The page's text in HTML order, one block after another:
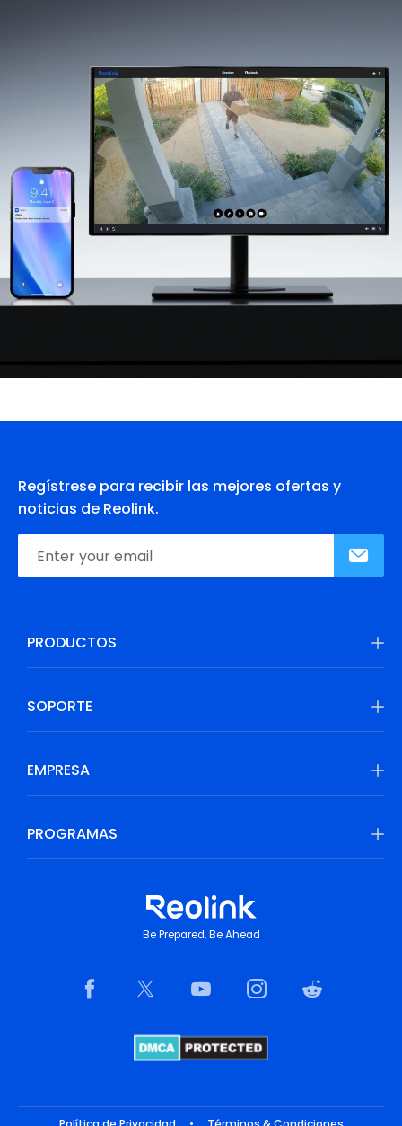
Regístrese para recibir las mejores ofertas y
noticias de Reolink.
PRODUCTOS
SOPORTE
EMPRESA
PROGRAMAS
Be Prepared, Be Ahead